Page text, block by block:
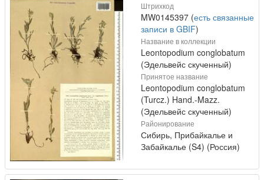
Штрихкод
MW0145397 (есть связанные
записи в GBIF)
Название в коллекции
Leontopodium conglobatum
(Эдельвейс скученный)
Принятое название
Leontopodium conglobatum
(Turcz.) Hand.-Mazz.
(Эдельвейс скученный)
Районирование
Сибирь, Прибайкалье и
Забайкалье (S4) (Россия)